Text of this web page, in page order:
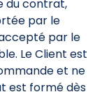
du contrat,
par le
accepté par le
Le Client est
et ne
est formé dès